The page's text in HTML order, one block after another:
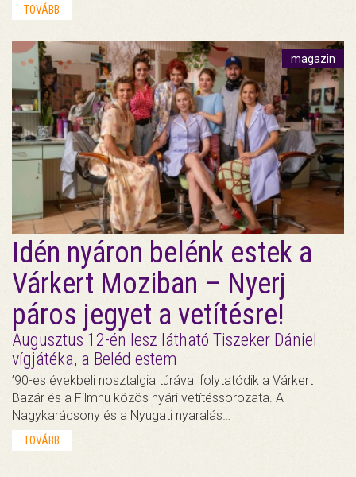
TOVÁBB
magazin
Idén nyáron belénk estek a
Várkert Moziban – Nyerj
páros jegyet a vetítésre!
Augusztus 12-én lesz látható Tiszeker Dániel
vígjátéka, a Beléd estem
’90-es évekbeli nosztalgia túrával folytatódik a Várkert
Bazár és a Filmhu közös nyári vetítéssorozata. A
Nagykarácsony és a Nyugati nyaralás…
TOVÁBB